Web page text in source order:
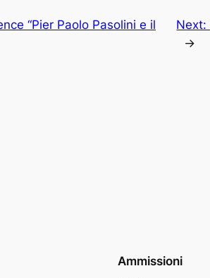
“Pier Paolo Pasolini e il
Next:
→
Ammissioni